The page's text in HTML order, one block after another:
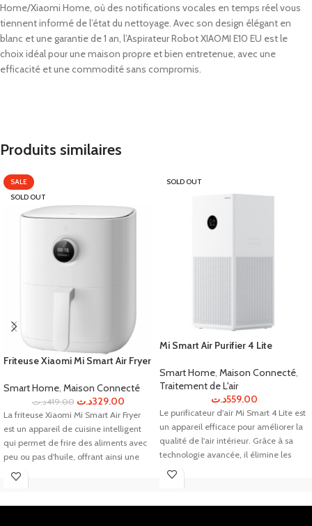
Home/Xiaomi Home, où des notifications vocales en temps réel vous
tiennent informé de l’état du nettoyage. Avec son design élégant en
blanc et une garantie de 1 an, l’Aspirateur Robot XIAOMI E10 EU est le
choix idéal pour une maison propre et bien entretenue, avec une
efficacité et une commodité sans compromis.
Produits similaires
SALE
SOLD OUT
Friteuse Xiaomi Mi Smart Air Fryer
Smart Home, Maison Connecté
419.00د.ت 329.00د.ت
La friteuse Xiaomi Mi Smart Air Fryer
est un appareil de cuisine intelligent
qui permet de frire des aliments avec
peu ou pas d'huile, offrant ainsi une
alternative plus saine aux méthodes
SOLD OUT
Mi Smart Air Purifier 4 Lite
Smart Home, Maison Connecté,
Traitement de L'air
559.00د.ت
Le purificateur d'air Mi Smart 4 Lite est
un appareil efficace pour améliorer la
qualité de l'air intérieur. Grâce à sa
technologie avancée, il élimine les
polluants nocifs tels que la poussière,